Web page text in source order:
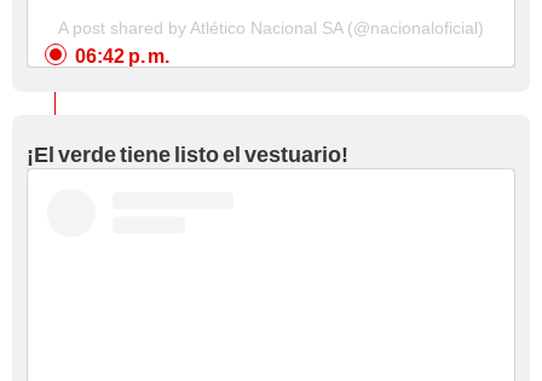
A post shared by Atlético Nacional SA (@nacionaloficial)
06:42 p. m.
¡El verde tiene listo el vestuario!